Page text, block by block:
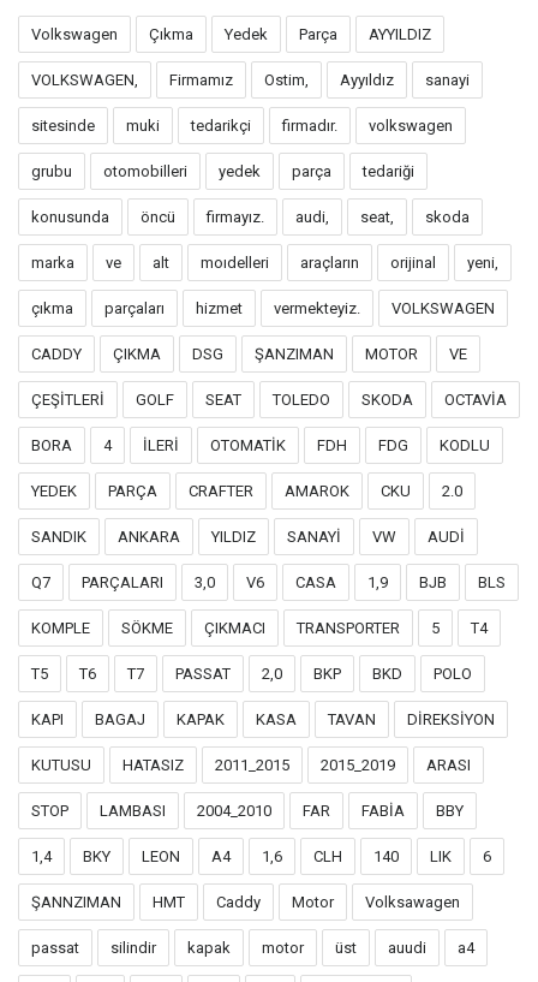
Volkswagen Çıkma Yedek Parça AYYILDIZ
VOLKSWAGEN, Firmamız Ostim, Ayyıldız sanayi
sitesinde muki tedarikçi firmadır. volkswagen
grubu otomobilleri yedek parça tedariği
konusunda öncü firmayız. audi, seat, skoda
marka ve alt moıdelleri araçların orijinal yeni,
çıkma parçaları hizmet vermekteyiz. VOLKSWAGEN
CADDY ÇIKMA DSG ŞANZIMAN MOTOR VE
ÇEŞİTLERİ GOLF SEAT TOLEDO SKODA OCTAVİA
BORA 4 İLERİ OTOMATİK FDH FDG KODLU
YEDEK PARÇA CRAFTER AMAROK CKU 2.0
SANDIK ANKARA YILDIZ SANAYİ VW AUDİ
Q7 PARÇALARI 3,0 V6 CASA 1,9 BJB BLS
KOMPLE SÖKME ÇIKMACI TRANSPORTER 5 T4
T5 T6 T7 PASSAT 2,0 BKP BKD POLO
KAPI BAGAJ KAPAK KASA TAVAN DİREKSİYON
KUTUSU HATASIZ 2011_2015 2015_2019 ARASI
STOP LAMBASI 2004_2010 FAR FABİA BBY
1,4 BKY LEON A4 1,6 CLH 140 LIK 6
ŞANNZIMAN HMT Caddy Motor Volksawagen
passat silindir kapak motor üst auudi a4